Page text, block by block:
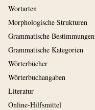
Wortarten
Morphologische Strukturen
Grammatische Bestimmungen
Grammatische Kategorien
Wörterbücher
Wörterbuchangaben
Literatur
Online-Hilfsmittel